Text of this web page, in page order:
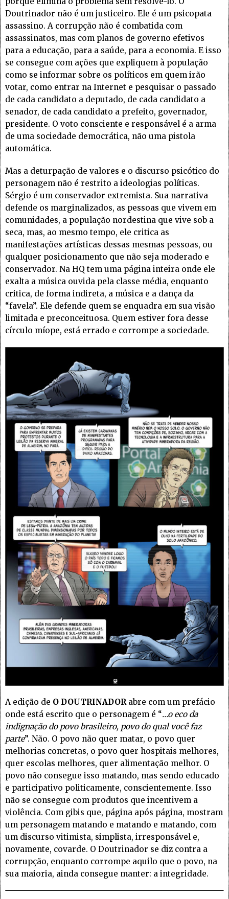
Doutrinador não é um justiceiro. Ele é um psicopata
assassino. A corrupção não é combatida com
assassinatos, mas com planos de governo efetivos
para a educação, para a saúde, para a economia. E isso
se consegue com ações que expliquem à população
como se informar sobre os políticos em quem irão
votar, como entrar na Internet e pesquisar o passado
de cada candidato a deputado, de cada candidato a
senador, de cada candidato a prefeito, governador,
presidente. O voto consciente e responsável é a arma
de uma sociedade democrática, não uma pistola
automática.
Mas a deturpação de valores e o discurso psicótico do
personagem não é restrito a ideologias políticas.
Sérgio é um conservador extremista. Sua narrativa
defende os marginalizados, as pessoas que vivem em
comunidades, a população nordestina que vive sob a
seca, mas, ao mesmo tempo, ele critica as
manifestações artísticas dessas mesmas pessoas, ou
qualquer posicionamento que não seja moderado e
conservador. Na HQ tem uma página inteira onde ele
exalta a música ouvida pela classe média, enquanto
critica, de forma indireta, a música e a dança da
“favela”. Ele defende quem se enquadra em sua visão
limitada e preconceituosa. Quem estiver fora desse
círculo míope, está errado e corrompe a sociedade.
A edição de O DOUTRINADOR abre com um prefácio
onde está escrito que o personagem é “…o eco da
indignação do povo brasileiro, povo do qual você faz
parte”. Não. O povo não quer matar, o povo quer
melhorias concretas, o povo quer hospitais melhores,
quer escolas melhores, quer alimentação melhor. O
povo não consegue isso matando, mas sendo educado
e participativo politicamente, conscientemente. Isso
não se consegue com produtos que incentivem a
violência. Com gibis que, página após página, mostram
um personagem matando e matando e matando, com
um discurso vitimista, simplista, irresponsável e,
novamente, covarde. O Doutrinador se diz contra a
corrupção, enquanto corrompe aquilo que o povo, na
sua maioria, ainda consegue manter: a integridade.